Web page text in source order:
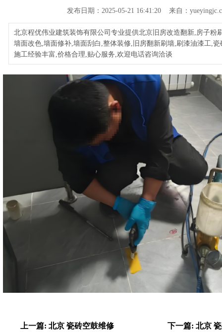
发布日期：2025-05-21 16:41:20 来自：
北京程优伟业建筑装饰有限公司专业提供北京旧房改造翻新,房子粉
墙面改色,墙面修补,墙面刮白,整体装修,旧房翻新刷墙,刷漆油漆工,
施工经验丰富,价格合理,贴心服务,欢迎电话咨询洽谈
上一篇: 北京 瓷砖空鼓维修 下一篇: 北京